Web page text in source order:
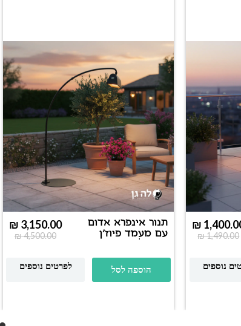
₪1,490.00
₪
נוספים
תנור אינפרא אדום
עם מעמד פיוז’ן
BOSTON premium
2500W | שחור מט
₪4,500.00
₪ 3,150.00
הוספה לסל לפרטים נוספים